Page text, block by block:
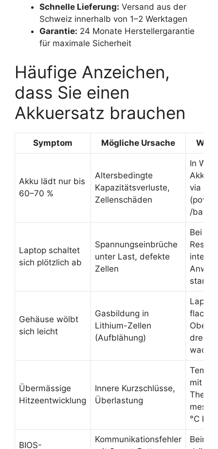
Schnelle Lieferung: Versand aus der
Schweiz innerhalb von 1–2 Werktagen
Garantie: 24 Monate Herstellergarantie
für maximale Sicherheit
Häufige Anzeichen,
dass Sie einen
Akkuersatz brauchen
Symptom Mögliche Ursache Wie
Akku lädt nur bis
60–70 %
Altersbedingte
Kapazitätsverluste,
Zellenschäden
In
Akku-
via
/
Laptop schaltet
sich plötzlich ab
Spannungseinbrüche
unter Last, defekte
Zellen
Bei
starten
Gehäuse wölbt
sich leicht
Gasbildung in
Lithium-Zellen
(Aufblähung)
flacher
Übermässige
Hitzeentwicklung
Innere Kurzschlüsse,
Überlastung
mit
°C
BIOS-
Kommunikationsfehler
Beim